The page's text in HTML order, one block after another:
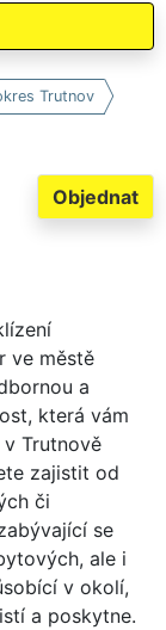
Trutnov
Objednat
ve městě
a
která vám
Trutnově
zajistit od
či
se
ale i
v okolí,
a poskytne.